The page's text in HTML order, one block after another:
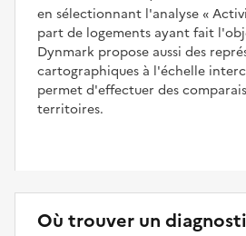
en sélectionnant l'analyse
part de logements ayant fait
Dynmark propose aussi des
cartographiques à l'échelle
permet d'effectuer des
territoires.
Où trouver un